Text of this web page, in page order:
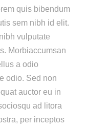
quis bibendum
sem nibh id elit.
vulputate
Morbiaccumsan
a odio
odio. Sed non
auctor eu in
ad litora
per inceptos